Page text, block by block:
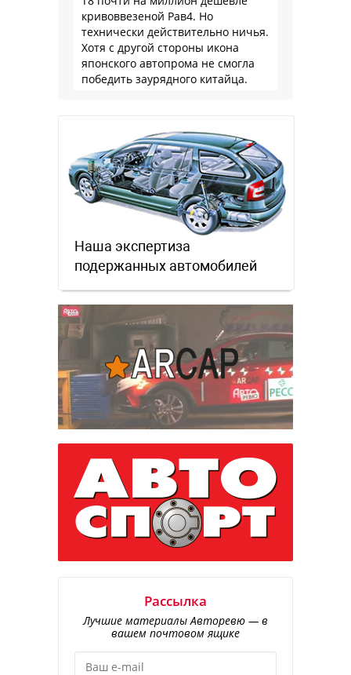
кривоввезеной Рав4. Но
технически действительно ничья.
Хотя с другой стороны икона
японского автопрома не смогла
победить заурядного китайца.
Наша экспертиза
подержанных автомобилей
Рассылка
Лучшие материалы Авторевю — в
вашем почтовом ящике